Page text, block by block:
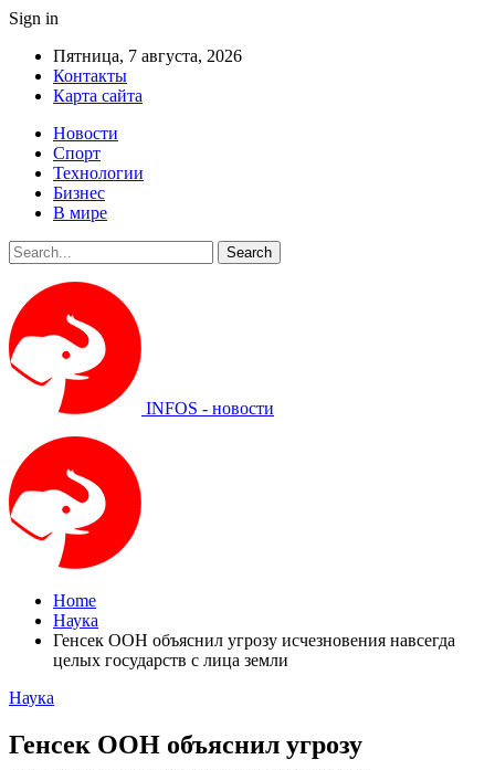
Sign in
Пятница, 7 августа, 2026
Контакты
Карта сайта
Новости
Спорт
Технологии
Бизнес
В мире
INFOS - новости
Home
Наука
Генсек ООН объяснил угрозу исчезновения навсегда
целых государств с лица земли
Наука
Генсек ООН объяснил угрозу